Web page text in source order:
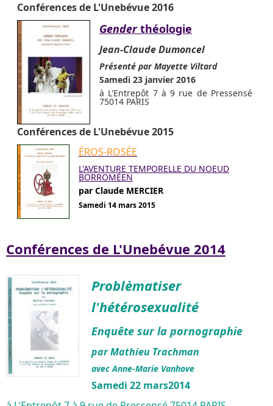
Conférences de L'Unebévue 2016
Genderthéologie
Jean-Claude Dumoncel
Présenté par Mayette Viltard
Samedi 23 janvier 2016
à L'Entrepôt 7 à 9 rue de Pressensé
75014 PARIS
Conférences de L'Unebévue 2015
ÉROS-ROSÉE
L'AVENTURE TEMPORELLE DU NOEUD
BORROMÉEN
par Claude MERCIER
Samedi 14 mars 2015
Conférences de L'Unebévue 2014
Problèmatiser
l'hétérosexualité
Enquête sur la pornographie
par Mathieu Trachman
avec Anne-Marie Vanhove
Samedi 22 mars2014